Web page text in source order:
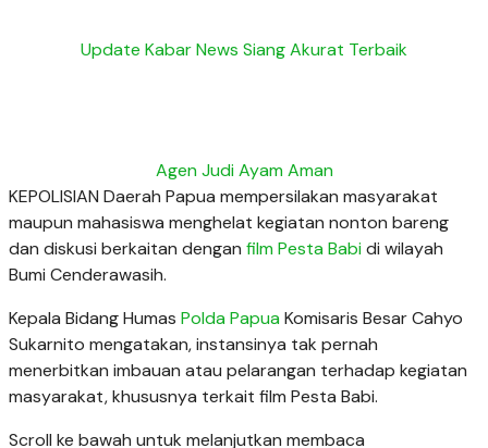
Update Kabar News Siang Akurat Terbaik
Agen Judi Ayam Aman
KEPOLISIAN Daerah Papua mempersilakan masyarakat
maupun mahasiswa menghelat kegiatan nonton bareng
dan diskusi berkaitan dengan film Pesta Babi di wilayah
Bumi Cenderawasih.
Kepala Bidang Humas Polda Papua Komisaris Besar Cahyo
Sukarnito mengatakan, instansinya tak pernah
menerbitkan imbauan atau pelarangan terhadap kegiatan
masyarakat, khususnya terkait film Pesta Babi.
Scroll ke bawah untuk melanjutkan membaca